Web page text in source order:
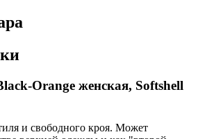
Orange женская, Softshell
и свободного кроя. Может